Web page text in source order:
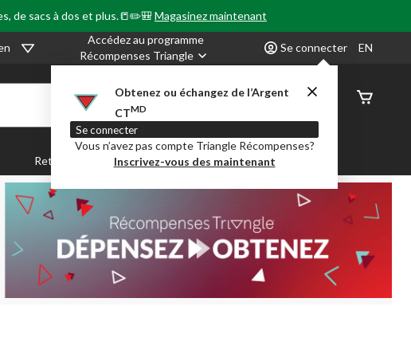
de sacs à dos et plus.📒✏️🎒Magasinez maintenant
Accédez au programme
Récompenses Triangle
Se connecter
Obtenez ou échangez de l’Argent
CTMD
Se connecter
Vous n’avez pas compte Triangle Récompenses?
Inscrivez-vous des maintenant
EN
État de
Retour en Classe Party City Centre-auto